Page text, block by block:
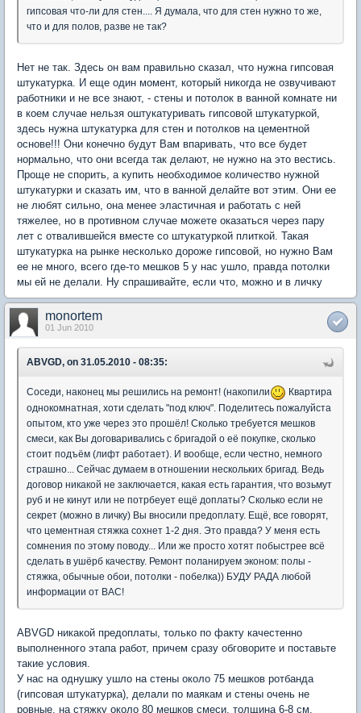
гипсовая что-ли для стен.... Я думала, что для стен нужно то же,
что и для полов, разве не так?
Нет не так. Здесь он вам правильно сказал, что нужна гипсовая
штукатурка. И еще один момент, который никогда не озвучивают
работники и не все знают, - стены и потолок в ванной комнате ни
в коем случае нельзя оштукатуривать гипсовой штукатуркой,
здесь нужна штукатурка для стен и потолков на цементной
основе!!! Они конечно будут Вам впаривать, что все будет
нормально, что они всегда так делают, не нужно на это вестись.
Проще не спорить, а купить необходимое количество нужной
штукатурки и сказать им, что в ванной делайте вот этим. Они ее
не любят сильно, она менее эластичная и работать с ней
тяжелее, но в противном случае можете оказаться через пару
лет с отвалившейся вместе со штукатуркой плиткой. Такая
штукатурка на рынке несколько дороже гипсовой, но нужно Вам
ее не много, всего где-то мешков 5 у нас ушло, правда потолки
мы ей не делали. Ну спрашивайте, если что, можно и в личку
monortem
01 Jun 2010
ABVGD, on 31.05.2010 - 08:35:
Соседи, наконец мы решились на ремонт! (накопили
Квартира
однокомнатная, хоти сделать "под ключ". Поделитесь пожалуйста
опытом, кто уже через это прошёл! Сколько требуется мешков
смеси, как Вы договаривались с бригадой о её покупке, сколько
стоит подъём (лифт работает). И вообще, если честно, немного
страшно... Сейчас думаем в отношении нескольких бригад. Ведь
договор никакой не заключается, какая есть гарантия, что возьмут
руб и не кинут или не потрбеует ещё доплаты? Сколько если не
секрет (можно в личку) Вы вносили предоплату. Ещё, все говорят,
что цементная стяжка сохнет 1-2 дня. Это правда? У меня есть
сомнения по этому поводу... Или же просто хотят побыстрее всё
сделать в ушёрб качеству. Ремонт поланируем эконом: полы -
стяжка, обычные обои, потолки - побелка)) БУДУ РАДА любой
информации от ВАС!
ABVGD никакой предоплаты, только по факту качестенно
выполненного этапа работ, причем сразу обговорите и поставьте
такие условия.
У нас на однушку ушло на стены около 75 мешков ротбанда
(гипсовая штукатурка), делали по маякам и стены очень не
ровные, на стяжку около 80 мешков смеси, толщина 6-8 см.